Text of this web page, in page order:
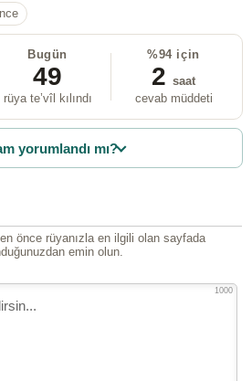
Bugün
49
rüya te’vîl kılındı
%94 için
2 saat
cevab müddeti
yorumlandı mı?
önce rüyanızla en ilgili olan sayfada
emin olun.
1000